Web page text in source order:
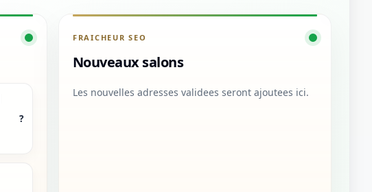
?
FRAICHEUR SEO
Nouveaux salons
Les nouvelles adresses validees seront ajoutees ici.